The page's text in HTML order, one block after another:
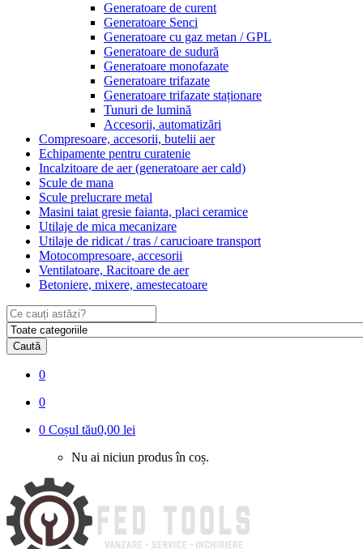
Generatoare de curent
Generatoare Senci
Generatoare cu gaz metan / GPL
Generatoare de sudură
Generatoare monofazate
Generatoare trifazate
Generatoare trifazate staționare
Tunuri de lumină
Accesorii, automatizări
Compresoare, accesorii, butelii aer
Echipamente pentru curatenie
Incalzitoare de aer (generatoare aer cald)
Scule de mana
Scule prelucrare metal
Masini taiat gresie faianta, placi ceramice
Utilaje de mica mecanizare
Utilaje de ridicat / tras / carucioare transport
Motocompresoare, accesorii
Ventilatoare, Racitoare de aer
Betoniere, mixere, amestecatoare
Search
for:
Caută
0
0
0 Coșul tău0,00 lei
Nu ai niciun produs în coș.